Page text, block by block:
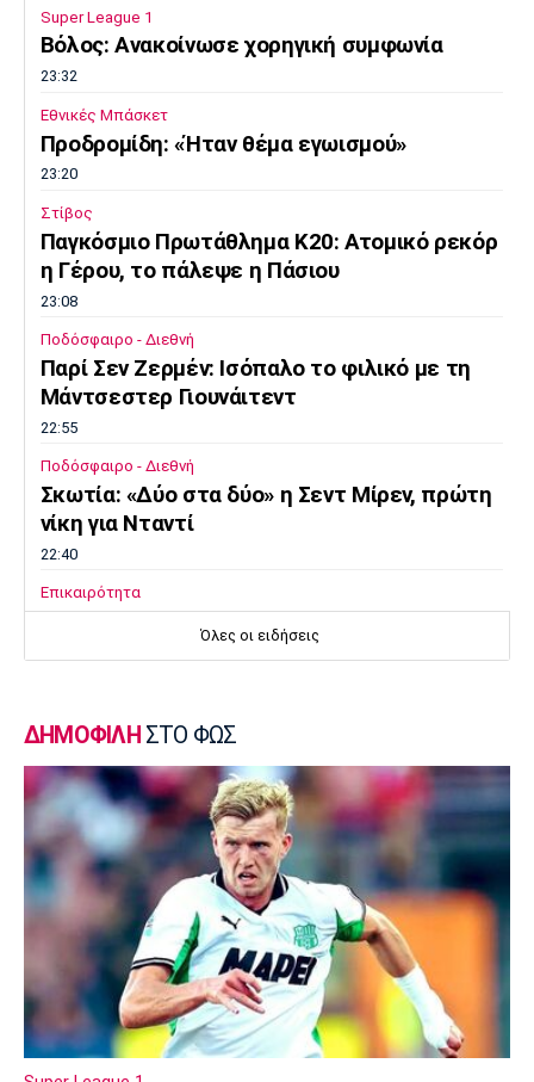
Πόρτο Μπενφίκα
Super League 1
Βόλος: Ανακοίνωσε χορηγική συμφωνία
23:32
Εθνικές Μπάσκετ
Προδρομίδη: «Ήταν θέμα εγωισμού»
23:20
Στίβος
Παγκόσμιο Πρωτάθλημα Κ20: Ατομικό ρεκόρ
η Γέρου, το πάλεψε η Πάσιου
23:08
Ποδόσφαιρο - Διεθνή
Παρί Σεν Ζερμέν: Ισόπαλο το φιλικό με τη
Μάντσεστερ Γιουνάιτεντ
22:55
Ποδόσφαιρο - Διεθνή
Σκωτία: «Δύο στα δύο» η Σεντ Μίρεν, πρώτη
νίκη για Νταντί
22:40
Επικαιρότητα
Τραγωδία στην Πάρο: Παιδί 4 ετών πνίγηκε
Άρης - Πανσερραϊκός 2-2: Ισόπαλο το φιλικό
22:18
Super League 1
ΑΕΚ – Kαλλιθέα : Τεσσάρα πριν το Super Cup
με Βιτάλις και χατ τρικ Γκατσίνοβιτς
22:16
Ποδόσφαιρο - Διεθνή
Τζόλης: «Το πρώτο μου γκολ στην Άρσεναλ
μου δίνει αυτοπεποίθηση»
22:10
Όλες οι ειδήσεις
ΔΗΜΟΦΙΛΗ ΣΤΟ ΦΩΣ